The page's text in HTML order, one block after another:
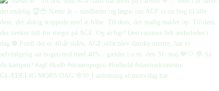
GLÆDELIG MORS DAG 🌸🩷 I anledning af mors dag har